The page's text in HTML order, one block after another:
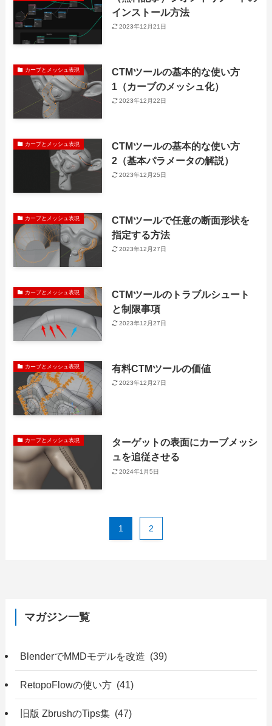
インストール方法
2023年12月21日
カーブとメッシュ表現
CTMツールの基本的な使い方
1（カーブのメッシュ化）
2023年12月22日
カーブとメッシュ表現
CTMツールの基本的な使い方
2（基本パラメータの解説）
2023年12月25日
カーブとメッシュ表現
CTMツールで任意の断面形状を
指定する方法
2023年12月27日
カーブとメッシュ表現
CTMツールのトラブルシュート
と制限事項
2023年12月27日
カーブとメッシュ表現 有料CTMツールの価値
2023年12月27日
カーブとメッシュ表現
ターゲットの表面にカーブメッシ
ュを追従させる
2024年1月5日
1 2
マガジン一覧
BlenderでMMDモデルを改造 (39)
RetopoFlowの使い方 (41)
旧版 ZbrushのTips集 (47)